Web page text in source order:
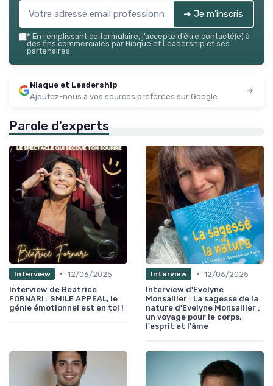
➔ Je m'inscris
* En remplissant ce formulaire, j’accepte d’être contacté(e) à
des fins commerciales par Niaque et Leadership et ses
partenaires.
Niaque et Leadership
Ajoutez-nous à vos sources préférées sur Google
Parole d'experts
Interview • 12/06/2025
Interview de Beatrice
FORNARI : SMILE APPEAL, le
génie émotionnel est en toi !
Interview • 12/06/2025
Interview d'Evelyne
Monsallier : La sagesse de la
nature d'Evelyne Monsallier :
un voyage pour le corps,
l'esprit et l'âme